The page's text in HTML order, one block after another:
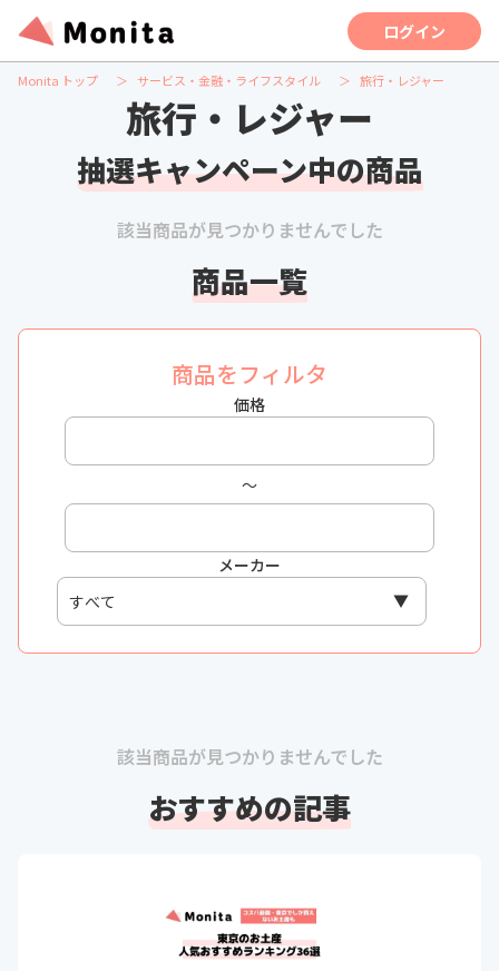
ログイン
Monita トップ サービス・金融・ライフスタイル 旅行・レジャー
旅行・レジャー
抽選キャンペーン中の商品
該当商品が見つかりませんでした
商品一覧
商品をフィルタ
価格
〜
メーカー
該当商品が見つかりませんでした
おすすめの記事